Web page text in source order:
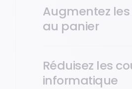
Augmentez les
au panier
Réduisez les
informatique